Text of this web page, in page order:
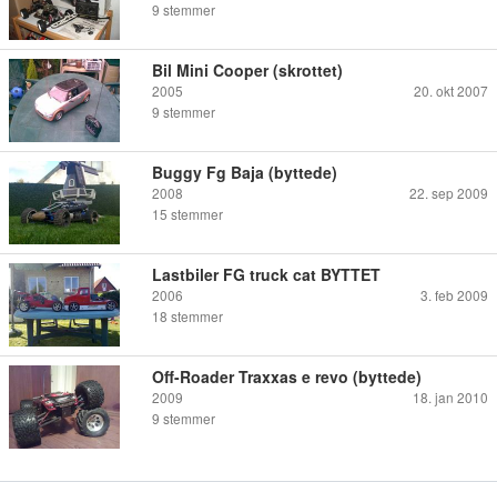
9 stemmer
Bil Mini Cooper (skrottet)
2005
20. okt 2007
9 stemmer
Buggy Fg Baja (byttede)
2008
22. sep 2009
15 stemmer
Lastbiler FG truck cat BYTTET
2006
3. feb 2009
18 stemmer
Off-Roader Traxxas e revo (byttede)
2009
18. jan 2010
9 stemmer